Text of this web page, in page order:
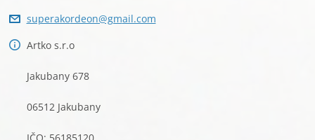
superakordeon@gmail.com
Artko s.r.o
Jakubany 678
06512 Jakubany